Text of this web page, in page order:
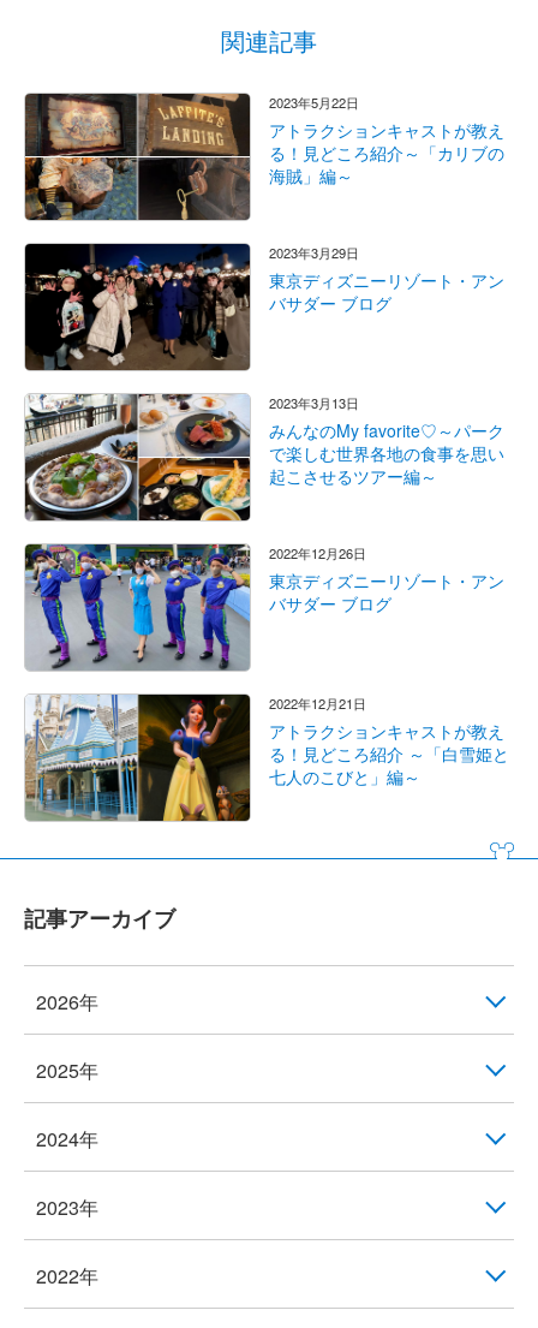
関連記事
2023年5月22日
アトラクションキャストが教え
る！見どころ紹介～「カリブの
海賊」編～
2023年3月29日
東京ディズニーリゾート・アン
バサダー ブログ
2023年3月13日
みんなのMy favorite♡～パーク
で楽しむ世界各地の食事を思い
起こさせるツアー編～
2022年12月26日
東京ディズニーリゾート・アン
バサダー ブログ
2022年12月21日
アトラクションキャストが教え
る！見どころ紹介 ～「白雪姫と
七人のこびと」編～
記事アーカイブ
2026年
2025年
2024年
2023年
2022年